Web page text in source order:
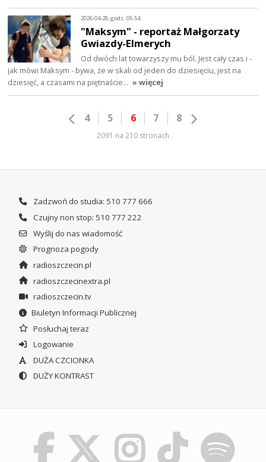
2026-04-28, godz. 05:54
"Maksym" - reportaż Małgorzaty
Gwiazdy-Elmerych
Od dwóch lat towarzyszy mu ból. Jest cały czas i -
jak mówi Maksym - bywa, że w skali od jeden do dziesięciu, jest na
dziesięć, a czasami na piętnaście… » więcej
4 5 6 7 8
2091 na 210 stronach
Zadzwoń do studia: 510 777 666
Czujny non stop: 510 777 222
Wyślij do nas wiadomość
Prognoza pogody
radioszczecin.pl
radioszczecinextra.pl
radioszczecin.tv
Biuletyn Informacji Publicznej
Posłuchaj teraz
Logowanie
DUŻA CZCIONKA
DUŻY KONTRAST